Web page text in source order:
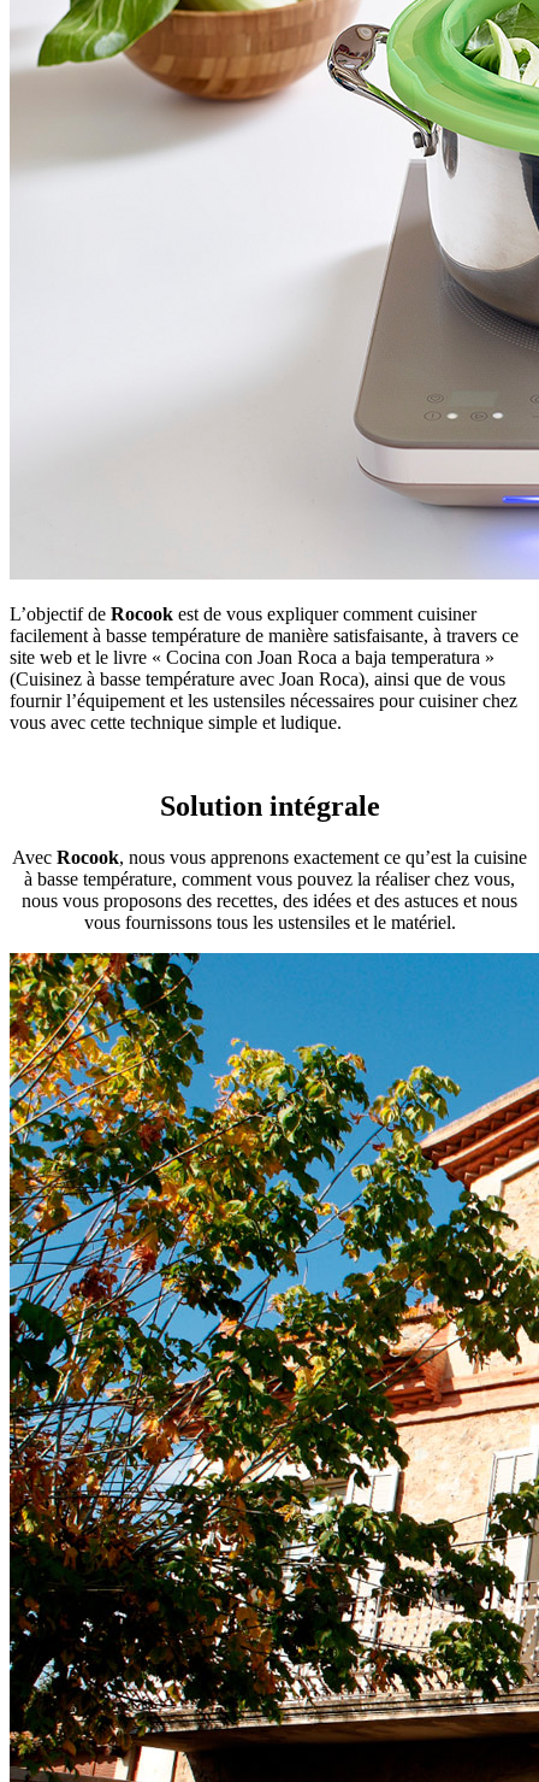
L’objectif de Rocook est de vous expliquer comment cuisiner
facilement à basse température de manière satisfaisante, à travers ce
site web et le livre « Cocina con Joan Roca a baja temperatura »
(Cuisinez à basse température avec Joan Roca), ainsi que de vous
fournir l’équipement et les ustensiles nécessaires pour cuisiner chez
vous avec cette technique simple et ludique.
Solution intégrale
Avec Rocook, nous vous apprenons exactement ce qu’est la cuisine
à basse température, comment vous pouvez la réaliser chez vous,
nous vous proposons des recettes, des idées et des astuces et nous
vous fournissons tous les ustensiles et le matériel.